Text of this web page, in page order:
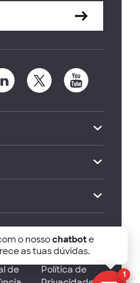
School of Economics
de
Política de
1
o nossochatbote
as tuas dúvidas.